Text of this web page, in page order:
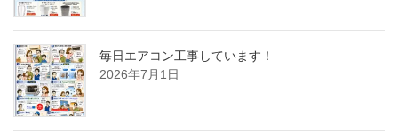
毎日エアコン工事しています！
2026年7月1日